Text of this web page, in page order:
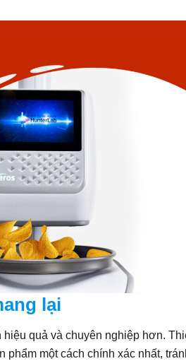
lại
quả và chuyên nghiệp hơn.
phẩm một cách chính xác nhất,